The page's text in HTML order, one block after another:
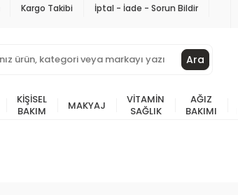
Kargo Takibi İptal - İade - Sorun Bildir
Ara
KIŞISEL
BAKIM
MAKYAJ
VITAMIN
SAĞLIK
AĞIZ
BAKIMI